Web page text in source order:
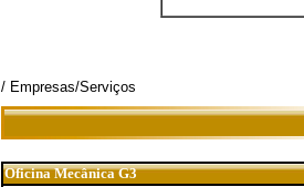
/ Empresas/Serviços
Oficina Mecânica G3